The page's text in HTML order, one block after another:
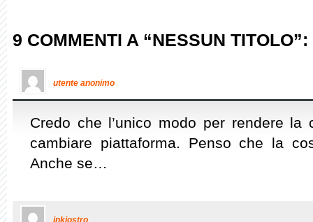
9 COMMENTI A “NESSUN TITOLO”:
utente anonimo
Credo che l’unico modo per rendere
cambiare piattaforma. Penso che la
Anche se…
inkiostro